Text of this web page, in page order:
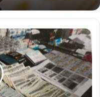
ت
ف
ا
ص
ي
ل